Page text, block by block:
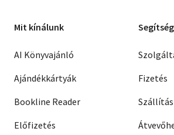
Mit kínálunk
AI Könyvajánló
Ajándékkártyák
Bookline Reader
Előfizetés
Segítség
Fizetés
Szállítás